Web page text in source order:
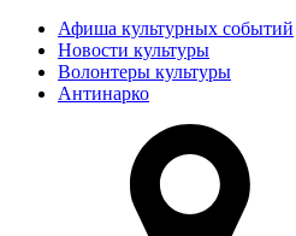
Афиша культурных событий
Новости культуры
Волонтеры культуры
Антинарко